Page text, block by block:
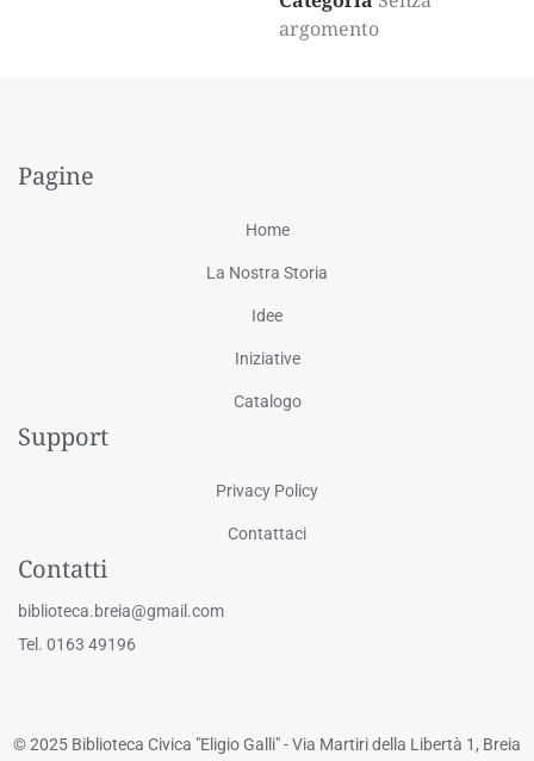
argomento
Pagine
Home
La Nostra Storia
Idee
Iniziative
Catalogo
Support
Privacy Policy
Contattaci
Contatti
biblioteca.breia@gmail.com
Tel. 0163 49196
© 2025 Biblioteca Civica "Eligio Galli" - Via Martiri della Libertà 1, Breia